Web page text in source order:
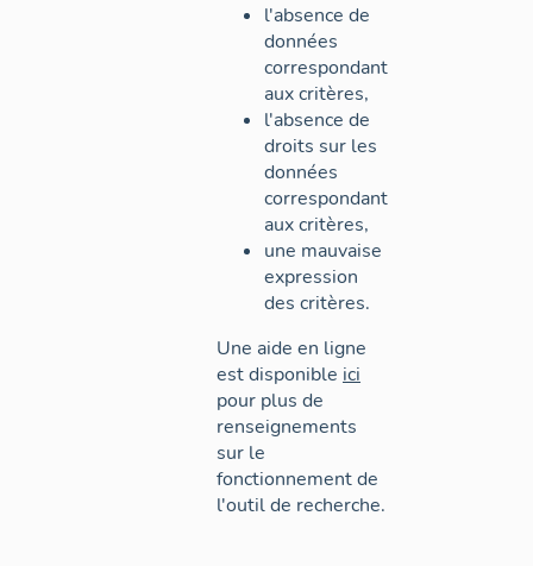
l'absence de
données
correspondant
aux critères,
l'absence de
droits sur les
données
correspondant
aux critères,
une mauvaise
expression
des critères.
Une aide en ligne
est disponible ici
pour plus de
renseignements
sur le
fonctionnement de
l'outil de recherche.